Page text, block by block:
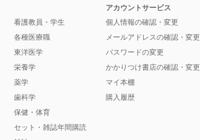
看護教員・学生
各種医療職
東洋医学
栄養学
薬学
歯科学
保健・体育
セット・雑誌年間購読
アカウントサービス
個人情報の確認・変更
メールアドレスの確認・変更
パスワードの変更
かかりつけ書店の確認・変更
マイ本棚
購入履歴